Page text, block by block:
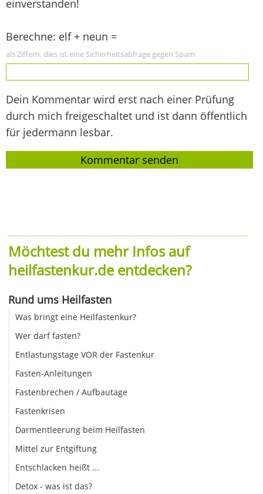
einverstanden!
Berechne: elf + neun =
als Ziffern, dies ist eine Sicherheitsabfrage gegen Spam
Dein Kommentar wird erst nach einer Prüfung
durch mich freigeschaltet und ist dann öffentlich
für jedermann lesbar.
Möchtest du mehr Infos auf
heilfastenkur.de entdecken?
Rund ums Heilfasten
Was bringt eine Heilfastenkur?
Wer darf fasten?
Entlastungstage VOR der Fastenkur
Fasten-Anleitungen
Fastenbrechen / Aufbautage
Fastenkrisen
Darmentleerung beim Heilfasten
Mittel zur Entgiftung
Entschlacken heißt ...
Detox - was ist das?